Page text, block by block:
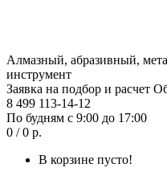
Алмазный, абразивный,
инструмент
Заявка на подбор и расчет
8 499 113-14-12
По будням с 9:00 до 17:00
0 / 0 р.
В корзине пусто!